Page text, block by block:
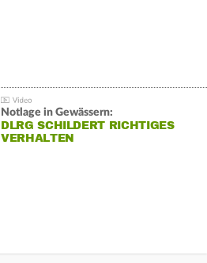
Notlage in Gewässern:
DLRG SCHILDERT RICHTIGES
VERHALTEN